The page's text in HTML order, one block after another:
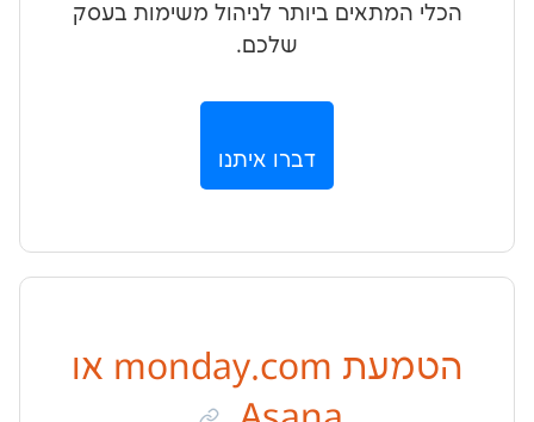
ביותר לניהול משימות בעסק
הטמעת monday.com או